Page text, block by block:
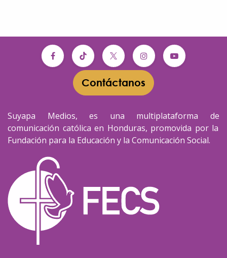
Contáctanos​​
Suyapa Medios, es una multiplataforma de
comunicación católica en Honduras, promovida por la
Fundación para la Educación y la Comunicación Social.